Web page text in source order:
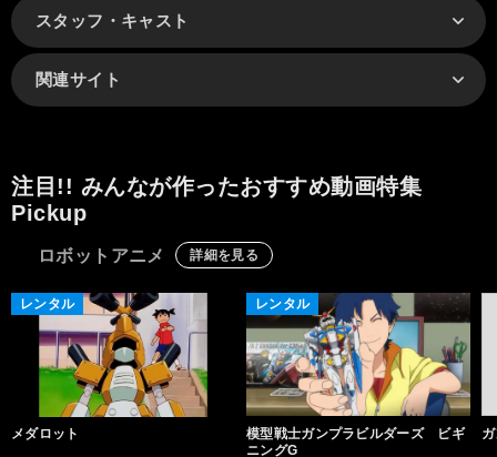
スタッフ・キャスト
関連サイト
注目!! みんなが作ったおすすめ動画特集
Pickup
ロボットアニメ 詳細を見る
レンタル
メダロット
レンタル
模型戦士ガンプラビルダーズ ビギ
ニングG